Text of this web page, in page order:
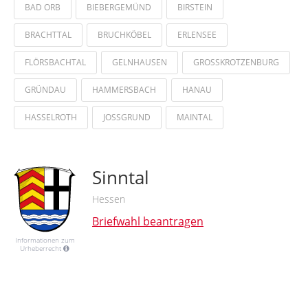
BAD ORB BIEBERGEMÜND BIRSTEIN
BRACHTTAL BRUCHKÖBEL ERLENSEE
FLÖRSBACHTAL GELNHAUSEN GROSSKROTZENBURG
GRÜNDAU HAMMERSBACH HANAU
HASSELROTH JOSSGRUND MAINTAL
Informationen zum
Urheberrecht
Sinntal
Hessen
Briefwahl beantragen